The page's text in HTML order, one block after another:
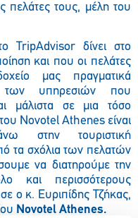
πελάτες τους, μέλη του
TripAdvisor δίνει στο
και που οι πελάτες
μας πραγματικά
των υπηρεσιών που
μάλιστα σε μια τόσο
Novotel Athenes είναι
στην τουριστική
τα σχόλια των πελατών
να διατηρούμε την
και περισσότερους
ο κ. Ευριπίδης Τζήκας,
Novotel Athenes.